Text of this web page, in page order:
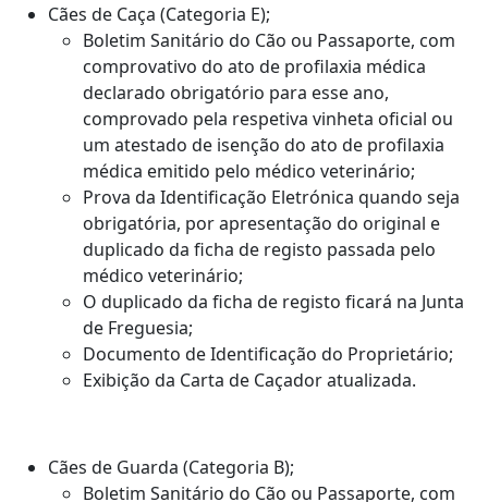
Cães de Caça (Categoria E);
Boletim Sanitário do Cão ou Passaporte, com
comprovativo do ato de profilaxia médica
declarado obrigatório para esse ano,
comprovado pela respetiva vinheta oficial ou
um atestado de isenção do ato de profilaxia
médica emitido pelo médico veterinário;
Prova da Identificação Eletrónica quando seja
obrigatória, por apresentação do original e
duplicado da ficha de registo passada pelo
médico veterinário;
O duplicado da ficha de registo ficará na Junta
de Freguesia;
Documento de Identificação do Proprietário;
Exibição da Carta de Caçador atualizada.
Cães de Guarda (Categoria B);
Boletim Sanitário do Cão ou Passaporte, com